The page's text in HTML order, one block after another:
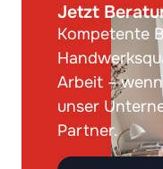
Jetzt
Kompetente
Arbeit –
unser
Partner.